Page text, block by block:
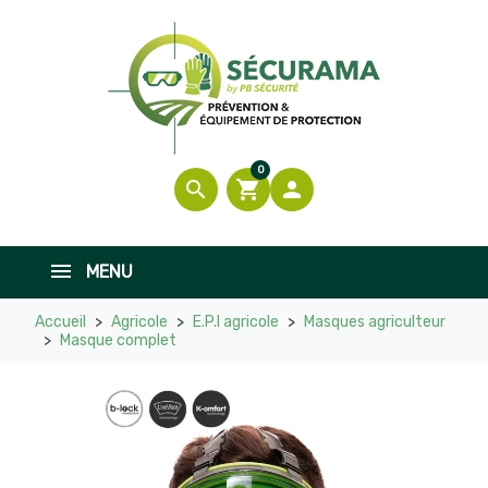
search shopping_cart
0

MENU
Accueil Agricole E.P.I agricole
Masques agriculteur
Masque complet